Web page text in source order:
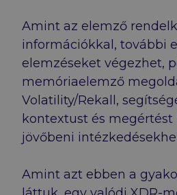
Amint az elemző
információkkal, további
elemzéseket végezhet,
memóriaelemző
Volatility/Rekall,
kontextust és megértést
jövőbeni
Amint azt ebben a